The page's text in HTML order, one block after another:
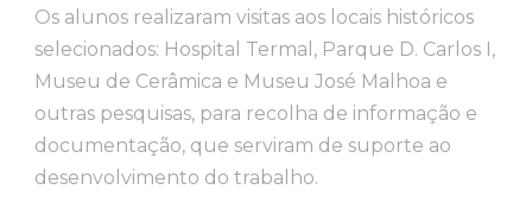
Os alunos realizaram visitas aos locais históricos
selecionados: Hospital Termal, Parque D. Carlos I,
Museu de Cerâmica e Museu José Malhoa e
outras pesquisas, para recolha de informação e
documentação, que serviram de suporte ao
desenvolvimento do trabalho.